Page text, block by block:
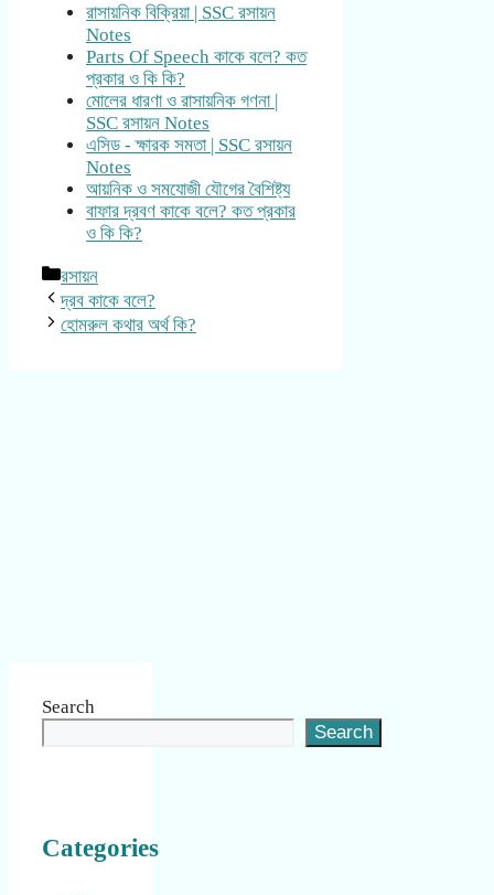
রাসায়নিক বিক্রিয়া | SSC রসায়ন
Notes
Parts Of Speech কাকে বলে? কত
প্রকার ও কি কি?
মোলের ধারণা ও রাসায়নিক গণনা |
SSC রসায়ন Notes
এসিড - ক্ষারক সমতা | SSC রসায়ন
Notes
আয়নিক ও সমযোজী যৌগের বৈশিষ্ট্য
বাফার দ্রবণ কাকে বলে? কত প্রকার
ও কি কি?
Categories
রসায়ন
দ্রব কাকে বলে?
হোমরুল কথার অর্থ কি?
Search
Search
Categories